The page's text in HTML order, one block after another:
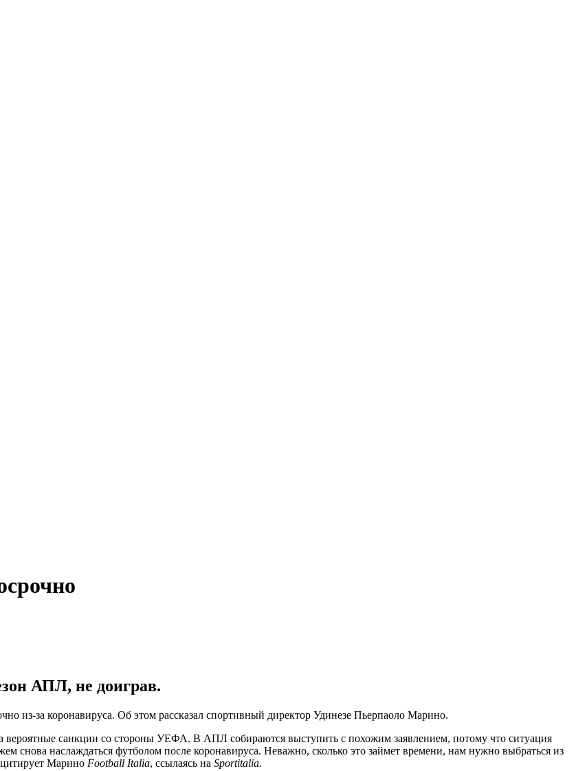
АПЛ, не доиграв.
из-за коронавируса. Об этом рассказал спортивный директор Удинезе Пьерпаоло Марино.
вероятные санкции со стороны УЕФА. В АПЛ собираются выступить с похожим заявлением, потому что ситуация
снова наслаждаться футболом после коронавируса. Неважно, сколько это займет времени, нам нужно выбраться из
Марино Football Italia, ссылаясь на Sportitalia.